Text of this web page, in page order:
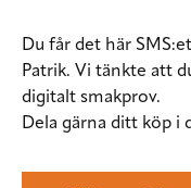
Du får det här
Patrik. Vi tänkte att
digitalt smakprov.
Dela gärna ditt köp i